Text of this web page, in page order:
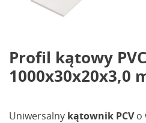
Profil kątowy
1000x30x20x3,0
Uniwersalny kątownik PCVo